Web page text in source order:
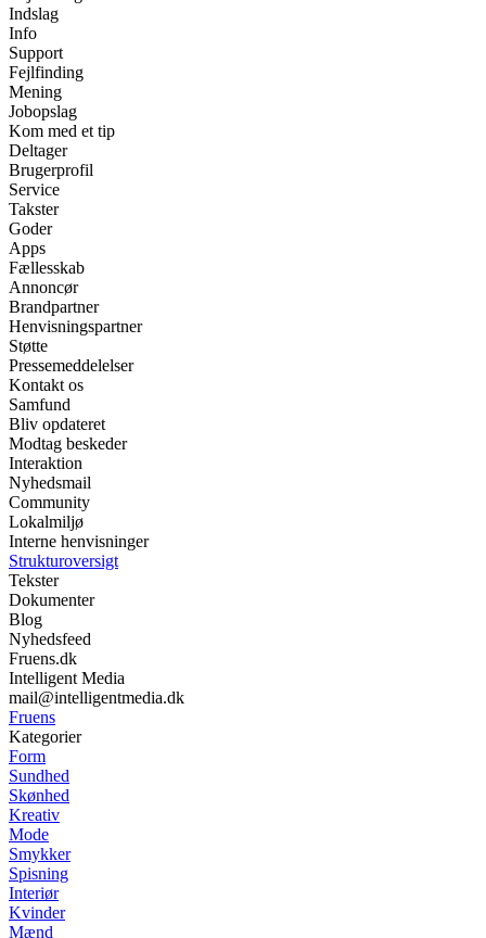
Indslag
Info
Support
Fejlfinding
Mening
Jobopslag
Kom med et tip
Deltager
Brugerprofil
Service
Takster
Goder
Apps
Fællesskab
Annoncør
Brandpartner
Henvisningspartner
Støtte
Pressemeddelelser
Kontakt os
Samfund
Bliv opdateret
Modtag beskeder
Interaktion
Nyhedsmail
Community
Lokalmiljø
Interne henvisninger
Strukturoversigt
Tekster
Dokumenter
Blog
Nyhedsfeed
Fruens.dk
Intelligent Media
mail@intelligentmedia.dk
Fruens
Kategorier
Form
Sundhed
Skønhed
Kreativ
Mode
Smykker
Spisning
Interiør
Kvinder
Mænd